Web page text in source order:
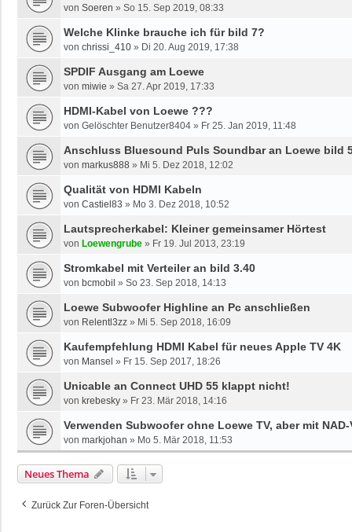
von Soeren » So 15. Sep 2019, 08:33
Welche Klinke brauche ich für bild 7?
von chrissi_410 » Di 20. Aug 2019, 17:38
SPDIF Ausgang am Loewe
von miwie » Sa 27. Apr 2019, 17:33
HDMI-Kabel von Loewe ???
von Gelöschter Benutzer8404 » Fr 25. Jan 2019, 11:48
Anschluss Bluesound Puls Soundbar an Loewe bild
von markus888 » Mi 5. Dez 2018, 12:02
Qualität von HDMI Kabeln
von Castiel83 » Mo 3. Dez 2018, 10:52
Lautsprecherkabel: Kleiner gemeinsamer Hörtest
von Loewengrube » Fr 19. Jul 2013, 23:19
Stromkabel mit Verteiler an bild 3.40
von bcmobil » So 23. Sep 2018, 14:13
Loewe Subwoofer Highline an Pc anschließen
von Relentl3zz » Mi 5. Sep 2018, 16:09
Kaufempfehlung HDMI Kabel für neues Apple TV 4K
von Mansel » Fr 15. Sep 2017, 18:26
Unicable an Connect UHD 55 klappt nicht!
von krebesky » Fr 23. Mär 2018, 14:16
Verwenden Subwoofer ohne Loewe TV, aber mit NAD-
von markjohan » Mo 5. Mär 2018, 11:53
Neues Thema
Zurück Zur Foren-Übersicht